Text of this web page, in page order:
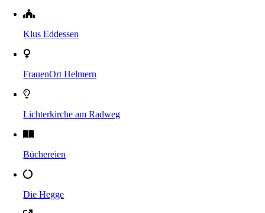
Klus Eddessen
FrauenOrt Helmern
Lichterkirche am Radweg
Büchereien
Die Hegge